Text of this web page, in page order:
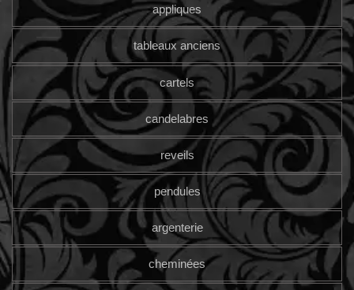
appliques
tableaux anciens
cartels
candelabres
reveils
pendules
argenterie
cheminées